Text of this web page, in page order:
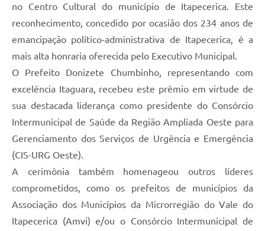
no Centro Cultural do município de Itapecerica. Este
reconhecimento, concedido por ocasião dos 234 anos de
emancipação político-administrativa de Itapecerica, é a
mais alta honraria oferecida pelo Executivo Municipal.
O Prefeito Donizete Chumbinho, representando com
excelência Itaguara, recebeu este prêmio em virtude de
sua destacada liderança como presidente do Consórcio
Intermunicipal de Saúde da Região Ampliada Oeste para
Gerenciamento dos Serviços de Urgência e Emergência
(CIS-URG Oeste).
A cerimônia também homenageou outros líderes
comprometidos, como os prefeitos de municípios da
Associação dos Municípios da Microrregião do Vale do
Itapecerica (Amvi) e/ou o Consórcio Intermunicipal de